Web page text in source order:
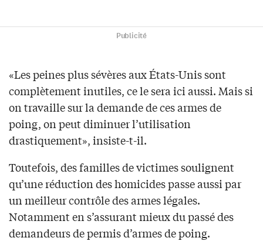
Publicité
«Les peines plus sévères aux États-Unis sont
complètement inutiles, ce le sera ici aussi. Mais si
on travaille sur la demande de ces armes de
poing, on peut diminuer l’utilisation
drastiquement», insiste-t-il.
Toutefois, des familles de victimes soulignent
qu’une réduction des homicides passe aussi par
un meilleur contrôle des armes légales.
Notamment en s’assurant mieux du passé des
demandeurs de permis d’armes de poing.